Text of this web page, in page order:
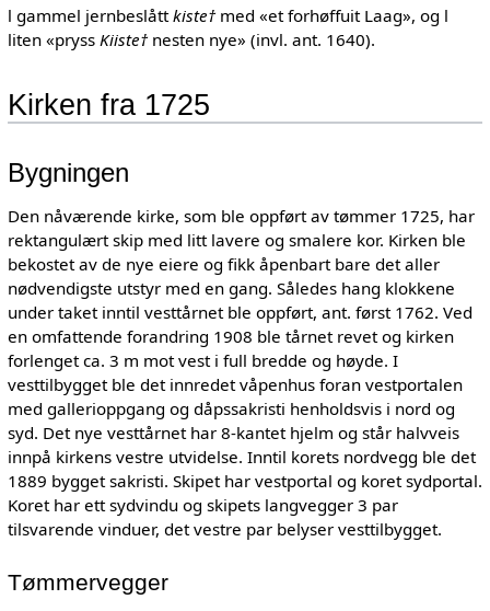
l gammel jernbeslåttkiste†med «et forhøffuit Laag», og l
liten «pryss Kiiste†nesten nye» (invl. ant. 1640).
Kirken fra 1725
Bygningen
Den nåværende kirke, som ble oppført av tømmer 1725, har
rektangulært skip med litt lavere og smalere kor. Kirken ble
bekostet av de nye eiere og fikk åpenbart bare det aller
nødvendigste utstyr med en gang. Således hang klokkene
under taket inntil vesttårnet ble oppført, ant. først 1762. Ved
en omfattende forandring 1908 ble tårnet revet og kirken
forlenget ca. 3 m mot vest i full bredde og høyde. I
vesttilbygget ble det innredet våpenhus foran vestportalen
med gallerioppgang og dåpssakristi henholdsvis i nord og
syd. Det nye vesttårnet har 8-kantet hjelm og står halvveis
innpå kirkens vestre utvidelse. Inntil korets nordvegg ble det
1889 bygget sakristi. Skipet har vestportal og koret sydportal.
Koret har ett sydvindu og skipets langvegger 3 par
tilsvarende vinduer, det vestre par belyser vesttilbygget.
Tømmervegger